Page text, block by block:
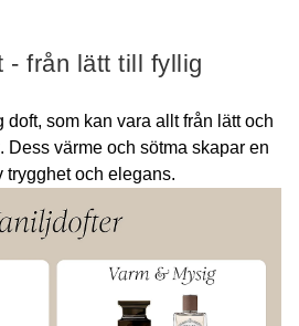
- från lätt till fyllig
som kan vara allt från lätt och
Dess värme och sötma skapar en
trygghet och elegans.